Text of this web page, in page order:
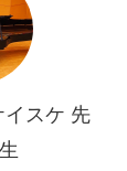
イスケ 先
生